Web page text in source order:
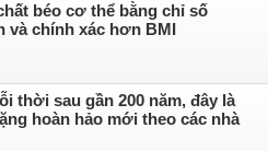
béo cơ thể bằng chỉ số
và chính xác hơn BMI
thời sau gần 200 năm, đây là
hoàn hảo mới theo các nhà